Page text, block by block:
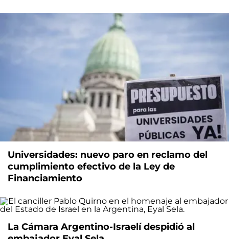
Universidades: nuevo paro en reclamo del
cumplimiento efectivo de la Ley de
Financiamiento
La Cámara Argentino-Israelí despidió al